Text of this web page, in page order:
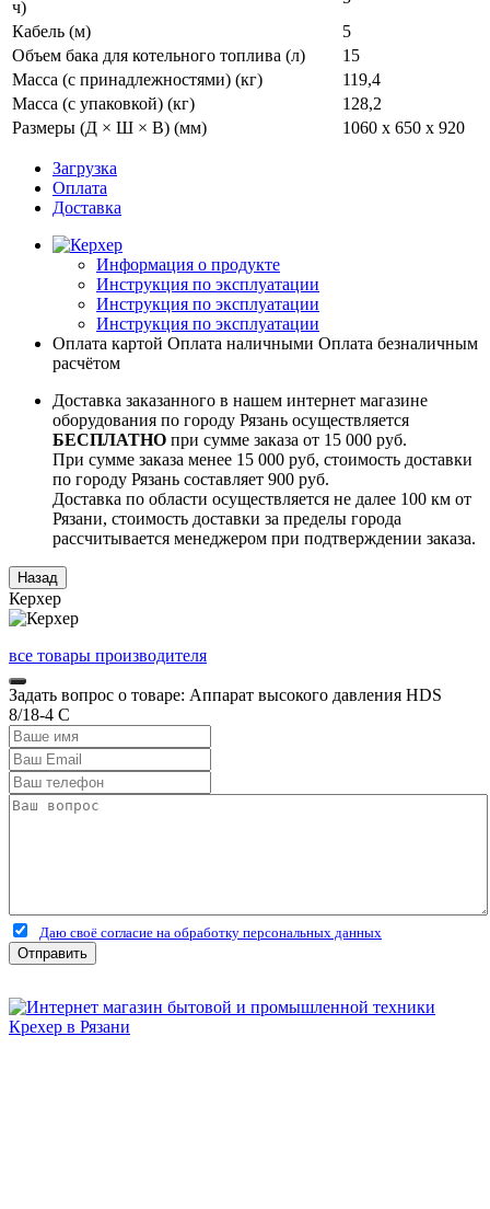
ч)
Кабель (м)
5
Объем бака для котельного топлива (л)
15
Масса (с принадлежностями) (кг)
119,4
Масса (с упаковкой) (кг)
128,2
Размеры (Д × Ш × В) (мм)
1060 x 650 x 920
Загрузка
Оплата
Доставка
Информация о продукте
Инструкция по эксплуатации
Инструкция по эксплуатации
Инструкция по эксплуатации
Оплата картой Оплата наличными Оплата безналичным
расчётом
Доставка заказанного в нашем интернет магазине
оборудования по городу Рязань осуществляется
БЕСПЛАТНО при сумме заказа от 15 000 руб.
При сумме заказа менее 15 000 руб, стоимость доставки
по городу Рязань составляет 900 руб.
Доставка по области осуществляется не далее 100 км от
Рязани, стоимость доставки за пределы города
рассчитывается менеджером при подтверждении заказа.
Керхер
все товары производителя
Задать вопрос о товаре: Аппарат высокого давления HDS
8/18-4 C
Даю своё согласие на обработку персональных данных
Отправить